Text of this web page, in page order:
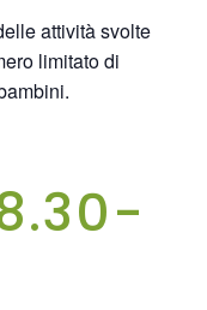
attività svolte
limitato di